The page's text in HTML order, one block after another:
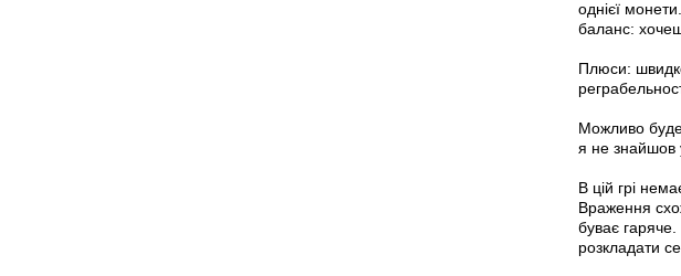
однієї
баланс:
Плюси:
Можливо буде
я не знайшов
В цій грі
Враження
буває
розкладати